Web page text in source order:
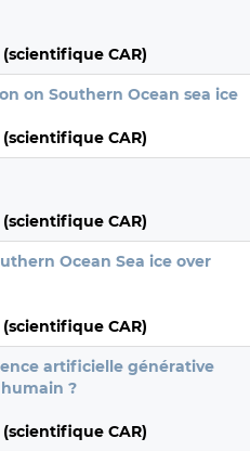
CAR)
on Southern Ocean sea ice
CAR)
CAR)
Ocean Sea ice over
CAR)
artificielle générative
?
CAR)